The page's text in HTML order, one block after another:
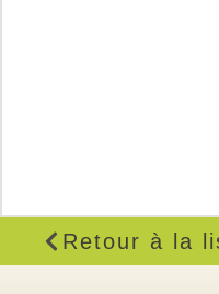
Retour à la